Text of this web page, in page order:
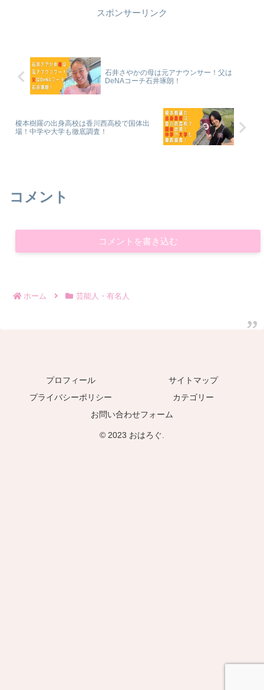
スポンサーリンク
石井さやかの母は元アナウンサー！父は
DeNAコーチ石井琢朗！
榎本樹羅の出身高校は香川西高校で国体出
場！中学や大学も徹底調査！
コメント
コメントを書き込む
ホーム 芸能人・有名人
プロフィール
サイトマップ
プライバシーポリシー
カテゴリー
お問い合わせフォーム
© 2023 おはろぐ.